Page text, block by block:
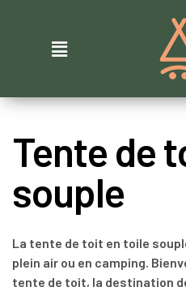
Tente de
souple
La tente de toit en toile
plein air ou en camping.
tente de toit, la destination